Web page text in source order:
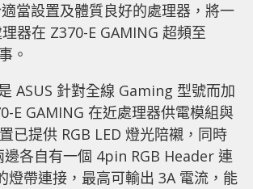
當設置及體質良好的處理器，將一
器在 Z370-E GAMING 超頻至
。
ASUS 針對全線 Gaming 型號而加
E GAMING 在近處理器供電模組與
已提供 RGB LED 燈光陪襯，同時
各自有一個 4pin RGB Header 連
燈帶連接，最高可輸出 3A 電流，能